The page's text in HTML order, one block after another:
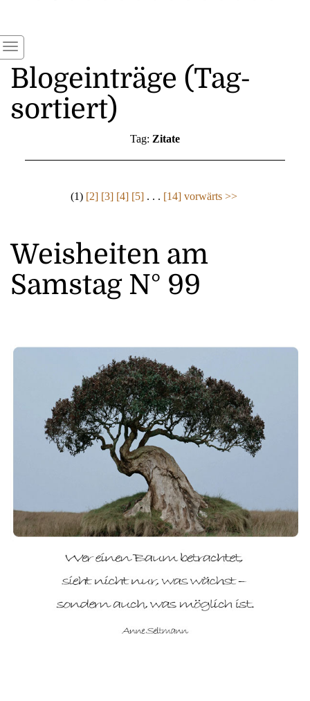
Blogeinträge (Tag-
sortiert)
Tag: Zitate
(1) [2] [3] [4] [5] . . . [14] vorwärts >>
Weisheiten am
Samstag N° 99